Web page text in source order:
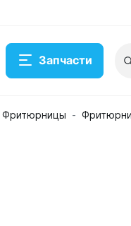
Запчасти
Фритюрницы